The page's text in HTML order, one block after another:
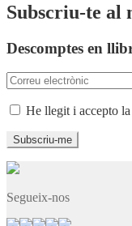
Subscriu-te al
Descomptes en
He llegit i accepto la
Segueix-nos